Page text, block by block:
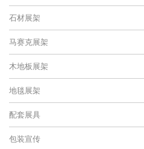
石材展架
马赛克展架
木地板展架
地毯展架
配套展具
包装宣传